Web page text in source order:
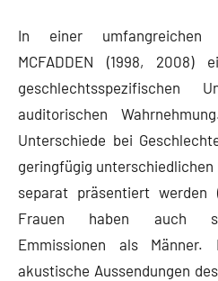
In einer umfangreichen
MCFADDEN (1998,
geschlechtsspezifischen
auditorischen
Unterschiede bei
geringfügig
separat präsentiert werden
Frauen haben auch
Emmissionen als
akustische Aussendungen